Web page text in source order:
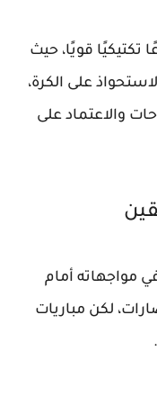
تكتيكيًا قويًا، حيث
على الكرة،
والاعتماد على
مواجهاته أمام
لكن مباريات